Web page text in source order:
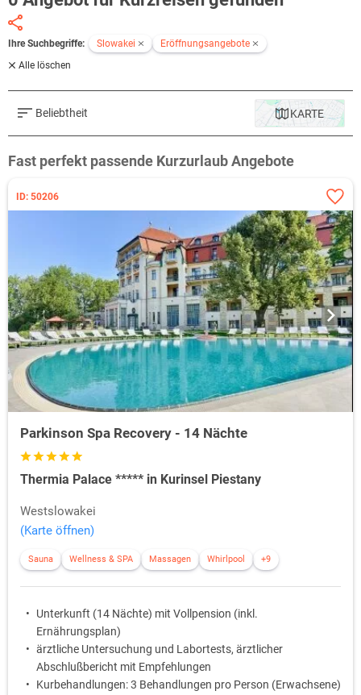
Ihre Suchbegriffe: Slowakei
Eröffnungsangebote
Alle löschen
Beliebtheit KARTE
Fast perfekt passende Kurzurlaub Angebote
ID: 50206
Parkinson Spa Recovery - 14 Nächte
Thermia Palace ***** in Kurinsel Piestany
Westslowakei
(Karte öffnen)
Sauna Wellness & SPA Massagen Whirlpool +9
Unterkunft (14 Nächte) mit Vollpension (inkl.
Ernährungsplan)
ärztliche Untersuchung und Labortests, ärztlicher
Abschlußbericht mit Empfehlungen
Kurbehandlungen: 3 Behandlungen pro Person (Erwachsene)